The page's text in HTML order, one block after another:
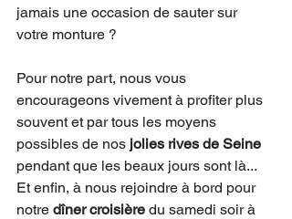
jamais une occasion de sauter sur
votre monture ?
Pour notre part, nous vous
encourageons vivement à profiter plus
souvent et par tous les moyens
possibles de nos jolies rives de Seine
pendant que les beaux jours sont là...
Et enfin, à nous rejoindre à bord pour
notre dîner croisière du samedi soir à